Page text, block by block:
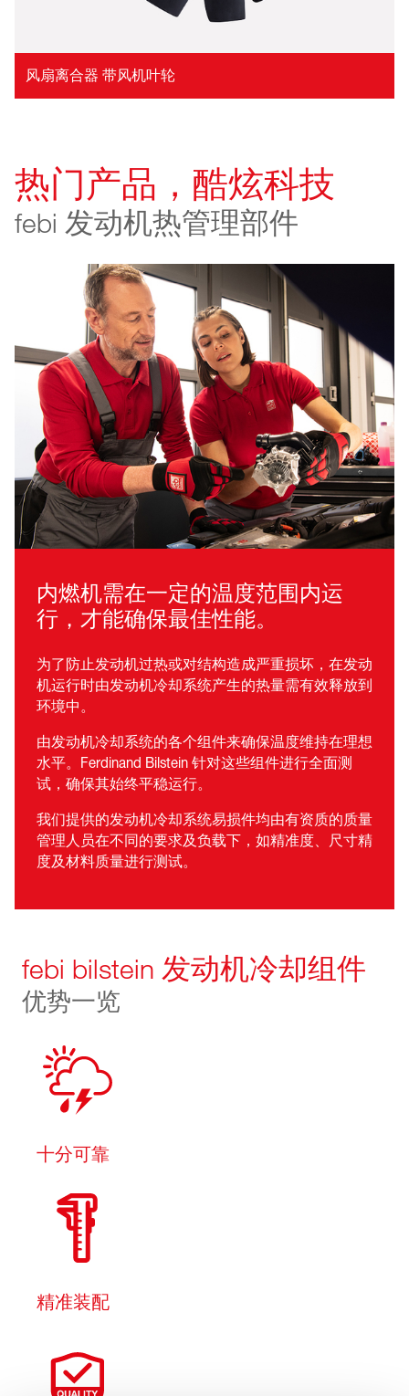
风扇离合器 带风机叶轮
热门产品，酷炫科技
febi 发动机热管理部件
内燃机需在一定的温度范围内运
行，才能确保最佳性能。
为了防止发动机过热或对结构造成严重损坏，在发动
机运行时由发动机冷却系统产生的热量需有效释放到
环境中。
由发动机冷却系统的各个组件来确保温度维持在理想
水平。Ferdinand Bilstein 针对这些组件进行全面测
试，确保其始终平稳运行。
我们提供的发动机冷却系统易损件均由有资质的质量
管理人员在不同的要求及负载下，如精准度、尺寸精
度及材料质量进行测试。
febi bilstein 发动机冷却组件
优势一览
十分可靠
精准装配